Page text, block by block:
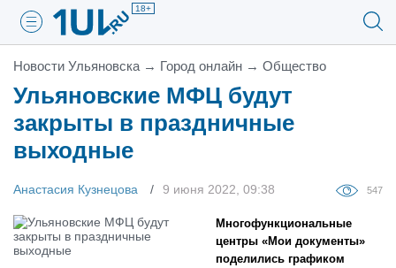
18+
Новости Ульяновска → Город онлайн → Общество
Ульяновские МФЦ будут
закрыты в праздничные
выходные
Анастасия Кузнецова 9 июня 2022, 09:38 547
Многофункциональные
центры «Мои документы»
поделились графиком